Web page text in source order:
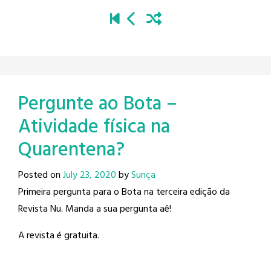
Pergunte ao Bota –
Atividade física na
Quarentena?
Posted onJuly 23, 2020bySunça
Primeira pergunta para o Bota na terceira edição da
Revista Nu. Manda a sua pergunta aê!
A revista é gratuita.